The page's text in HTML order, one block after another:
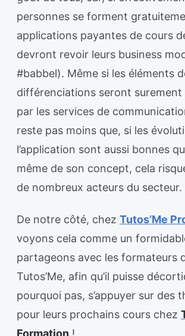
personnes se forment
applications payantes de cours
devront revoir leurs business
#babbel). Même si les éléments
différenciations seront
par les services de
reste pas moins que, si les
l’application sont aussi bonnes
même de son concept, cela
de nombreux acteurs du secteur.
De notre côté, chez Tutos’Me
voyons cela comme un
partageons avec les formateurs
Tutos’Me, afin qu’il puisse
pourquoi pas, s’appuyer sur des
pour leurs prochains cours chez
Formation !